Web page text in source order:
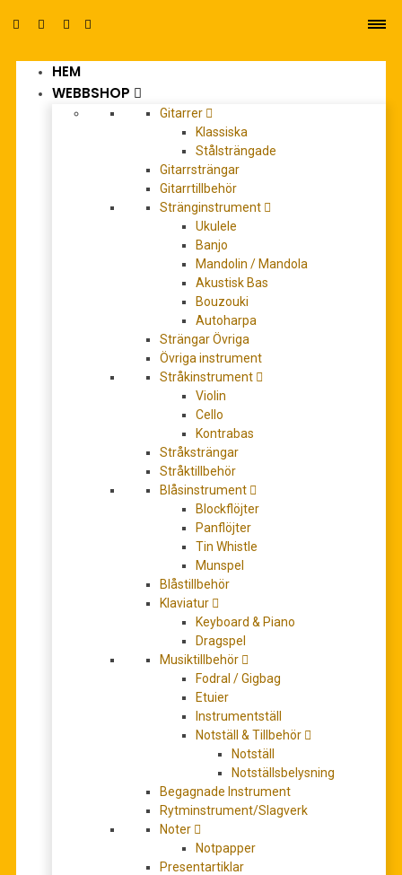
HEM
WEBBSHOP
Gitarrer
Klassiska
Stålsträngade
Gitarrsträngar
Gitarrtillbehör
Stränginstrument
Ukulele
Banjo
Mandolin / Mandola
Akustisk Bas
Bouzouki
Autoharpa
Strängar Övriga
Övriga instrument
Stråkinstrument
Violin
Cello
Kontrabas
Stråksträngar
Stråktillbehör
Blåsinstrument
Blockflöjter
Panflöjter
Tin Whistle
Munspel
Blåstillbehör
Klaviatur
Keyboard & Piano
Dragspel
Musiktillbehör
Fodral / Gigbag
Etuier
Instrumentställ
Notställ & Tillbehör
Notställ
Notställsbelysning
Begagnade Instrument
Rytminstrument/Slagverk
Noter
Notpapper
Presentartiklar
Latin Percussion Tambourine CP Wood tamburin med
skinn (16cm i diameter)
149,00kr
LÄS MER
Latin Percussion Tambourine CP Wood tamburin med
skinn (21cm i diameter)
183,00kr